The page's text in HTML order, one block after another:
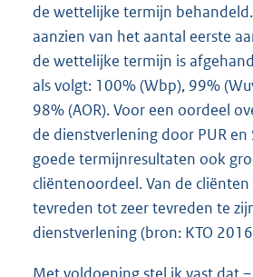
de wettelijke termijn
aanzien van het aantal eerste
de wettelijke termijn is
als volgt: 100% (Wbp), 99%
98% (AOR). Voor een oordeel
de dienstverlening door PUR en
goede termijnresultaten ook
cliëntenoordeel. Van de
tevreden tot zeer tevreden te
dienstverlening (bron: KTO